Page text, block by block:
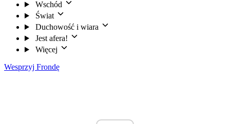
Wschód
Świat
Duchowość i wiara
Jest afera!
Więcej
Wesprzyj Frondę